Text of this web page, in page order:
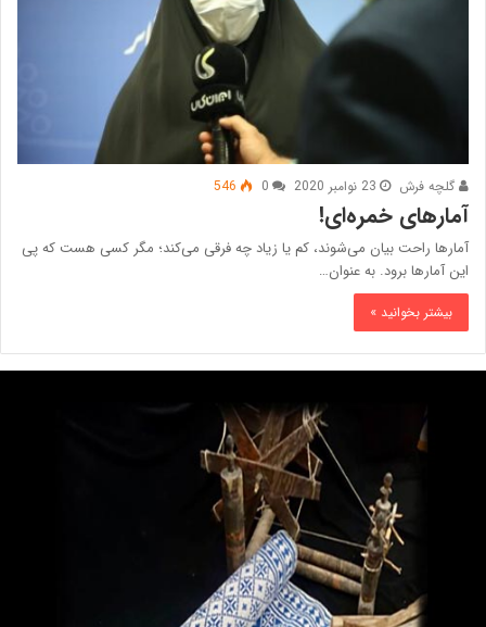
گلچه فرش 23 نوامبر 2020 0
546
آمارهای خمره‌ای!
آمارها راحت بیان می‌شوند، کم یا زیاد چه فرقی می‌کند؛ مگر کسی هست که پی
این آمارها برود. به عنوان…
بیشتر بخوانید »